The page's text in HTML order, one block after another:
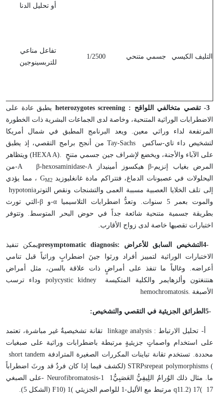
أو تحليل الدنا
التليف الكيسي جسمي متنحي 1/2500
تفاعل مناعي
للتربسينوجين
-3تقصي متخالفي اللواقح :
heterozygotes screening يطبق عادة على
الاضطرابات الوراثية المتنحية، وخاصة لدى الجماعات البشرية ذات الخطورة
المرتفعة لداء وراثي معين. ويعد البرنامج المطبق في شمال أمريكا
لتشخيص داء تاي-ساكس
Tay-Sachs من أنجح برامج التقصي، إذ يطبق
على الآباء والأجنة، ويخضع لإشراف جين جسمي متنحٍ
(HEXA A). ويتظاهر
المرض بغياب إنزيمβ-هيكسوز أمينيداز -A β-hexosaminidase-Aمن
اليحلولات في عصبونات الدماغ، فتتراكم مادة غانغليوزيد
GM2
، مما يؤدي
إلى تلف الخلايا العصبية مسببة العمى والتشنجات ونقص التوترhypotonia
والموت بعمر 5 سنوات. وتعدُّ اضطرابات التلاسيميا
-αو -β التي تورث
بطريقة جسمية متنحية شائعة جداً في حوض البحر المتوسط. وتتوفر
اختبارات تقصيها خاصة لدى زواج الأقارب.
4- التشخيص السابق للأعراض presymptomatic diagnosis:يمكن تنفيذ
الاختبارات الوراثية لتمييز أفراد ورثوا جينَ اضطرابٍ وراثياً قبل تنامي
أعراضه. وغالباً ما تنفذ على أمراضٍ ذات علاقة بالسن، مثل أمراض
هنتنغتون وألزهايمر والكلية المتكيسة
polycystic kidney وداء ترسب
الأصبغة hemochromatosis.
5- الطرائق الجزيئية في التقصي والتشخيص:
أ- تحليل الارتباط :
linkage analysis
تقانة تشخيصيةٌ غير مباشرة، تعتمد
على استخدام واصماتٍ جزيئيةٍ مرتبطة باضطرابات وراثية على صبغيات
محددة. تستخدم تقانة تباينات المكررات الصغيرة المترادفة short tandem
repeat polymorphisms (
STRPs
)لكشف فيما إذا كان فردٌ قد ورثَ اضطراباً
ما. مثال ذلك الوُرامُ اللِيفِيُّ العَصَبِيُّ1
- Neurofibromatosis-1على الصبغي
17
(
17
q11.2) مرتبط مع الأليل-1 للواصم الجزيئي (
1
F10) (الشكل 5).